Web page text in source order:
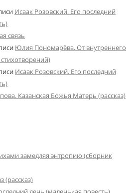
Исаак Розовский. Его последний
связь
Юлия Пономарёва. От внутреннего
Исаак Розовский. Его последний
Казанская Божья Матерь (рассказ)
замедляя энтропию (сборник
(рассказ)